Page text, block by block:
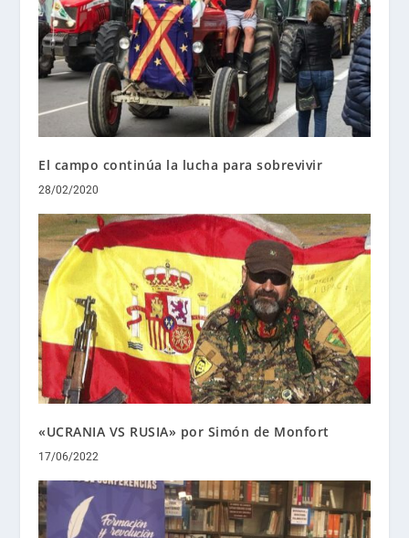
El campo continúa la lucha para sobrevivir
28/02/2020
«UCRANIA VS RUSIA» por Simón de Monfort
17/06/2022